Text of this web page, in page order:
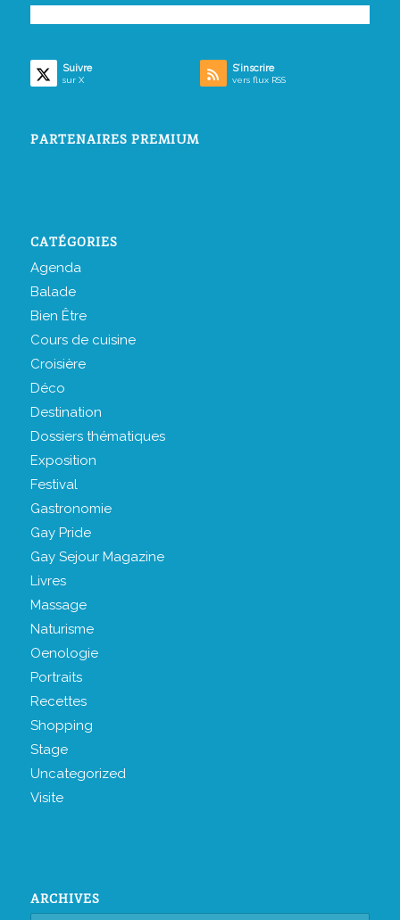
Suivre
sur X
S’inscrire
vers flux RSS
PARTENAIRES PREMIUM
CATÉGORIES
Agenda
Balade
Bien Être
Cours de cuisine
Croisière
Déco
Destination
Dossiers thématiques
Exposition
Festival
Gastronomie
Gay Pride
Gay Sejour Magazine
Livres
Massage
Naturisme
Oenologie
Portraits
Recettes
Shopping
Stage
Uncategorized
Visite
ARCHIVES